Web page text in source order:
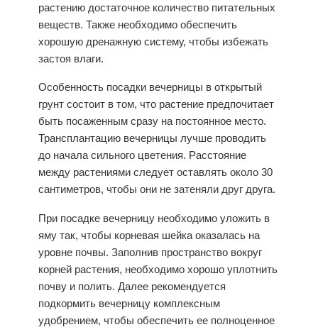
растению достаточное количество питательных
веществ. Также необходимо обеспечить
хорошую дренажную систему, чтобы избежать
застоя влаги.
Особенность посадки вечерницы в открытый
грунт состоит в том, что растение предпочитает
быть посаженным сразу на постоянное место.
Трансплантацию вечерницы лучше проводить
до начала сильного цветения. Расстояние
между растениями следует оставлять около 30
сантиметров, чтобы они не затеняли друг друга.
При посадке вечерницу необходимо уложить в
яму так, чтобы корневая шейка оказалась на
уровне почвы. Заполнив пространство вокруг
корней растения, необходимо хорошо уплотнить
почву и полить. Далее рекомендуется
подкормить вечерницу комплексным
удобрением, чтобы обеспечить ее полноценное